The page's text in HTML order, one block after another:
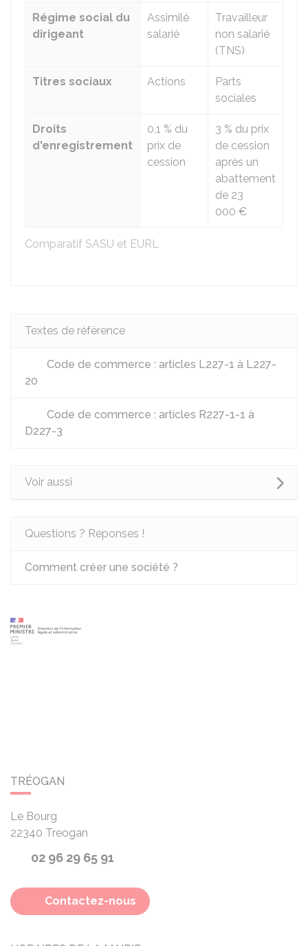
Comparatif SASU et EURL
Régime social du
dirigeant
Assimilé
salarié
Travailleur
non salarié
(TNS)
Titres sociaux Actions
Parts
sociales
Droits
d'enregistrement
0,1 % du
prix de
cession
3 % du prix
de cession
après un
abattement
de 23
000 €
Textes de référence
Code de commerce : articles L227-1 à L227-
20
Code de commerce : articles R227-1-1 à
D227-3
Voir aussi
Questions ? Réponses !
Comment créer une société ?
TRÉOGAN
Le Bourg
22340 Treogan
02 96 29 65 91
Contactez-nous